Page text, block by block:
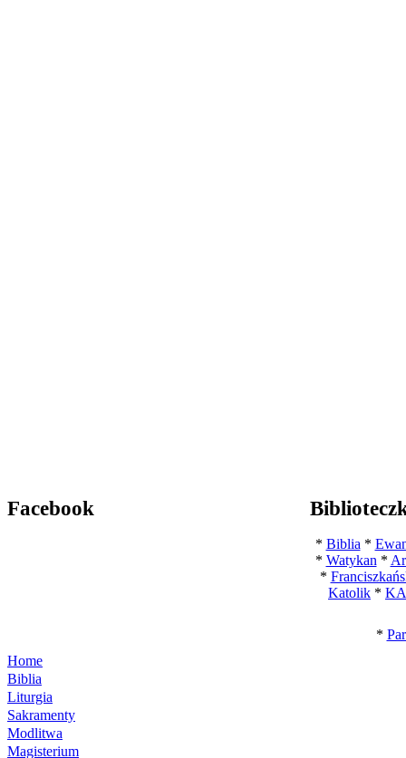
Facebook
* Biblia *
* Watykan *
*
Katolik *
*
Home
Biblia
Liturgia
Sakramenty
Modlitwa
Magisterium